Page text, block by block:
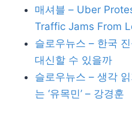
매셔블 – Uber
Traffic Jams From
슬로우뉴스 – 한국
대신할 수 있을까
슬로우뉴스 – 생각
는 ‘유목민’ – 강경훈